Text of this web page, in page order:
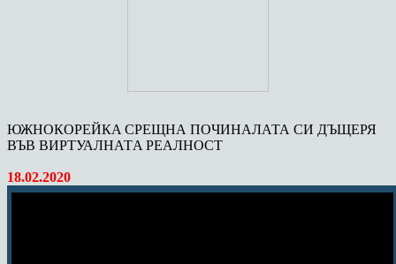
ЮЖНОКOРЕЙКA СРЕЩНА ПОЧИНАЛАТА СИ ДЪЩЕРЯ
ВЪВ ВИРТУАЛНАТA РЕАЛНОСТ
18.02.2020